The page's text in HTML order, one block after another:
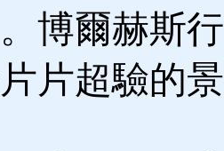
博爾赫斯
片超驗的